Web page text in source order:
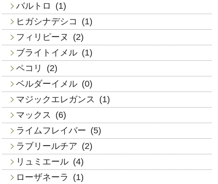
バルトロ
(1)
ヒガシナデシコ
(1)
フィリピーヌ
(2)
ブライトイメル (1)
ペコリ
(2)
ベルダーイメル (0)
マジックエレガンス
(1)
マックス
(6)
ライムフレイバー (5)
ラブリールチア (2)
リュミエール (4)
ローザネーラ
(1)